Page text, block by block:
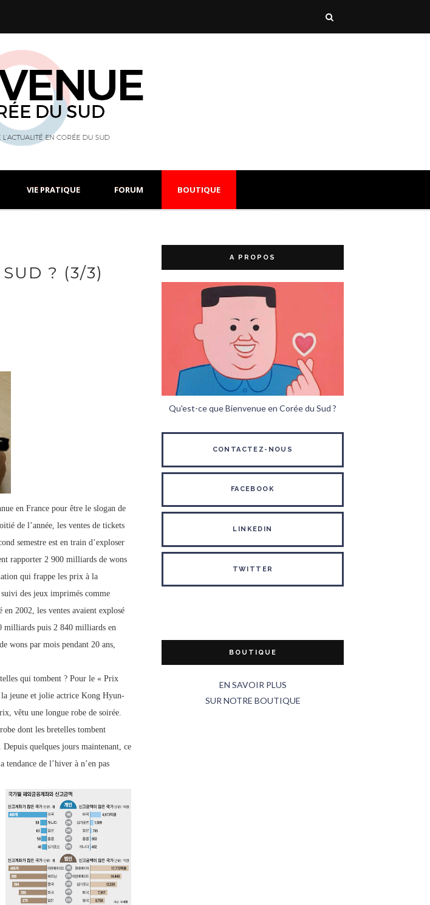
VIE PRATIQUE FORUM BOUTIQUE
? (3/3)
en France pour être le slogan de
de l’année, les ventes de tickets
semestre est en train d’exploser
rapporter 2 900 milliards de wons
qui frappe les prix à la
des jeux imprimés comme
2002, les ventes avaient explosé
milliards puis 2 840 milliards en
wons par mois pendant 20 ans,
qui tombent ? Pour le « Prix
jeune et jolie actrice Kong Hyun-
vêtu une longue robe de soirée.
dont les bretelles tombent
quelques jours maintenant, ce
tendance de l’hiver à n’en pas
A PROPOS
Qu'est-ce que Bienvenue en Corée du Sud ?
CONTACTEZ-NOUS
FACEBOOK
LINKEDIN
TWITTER
BOUTIQUE
EN SAVOIR PLUS
SUR NOTRE BOUTIQUE